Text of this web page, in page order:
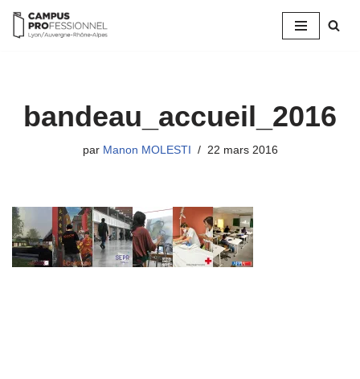
Aller
bandeau_accueil_2016
par Manon MOLESTI 22 mars 2016